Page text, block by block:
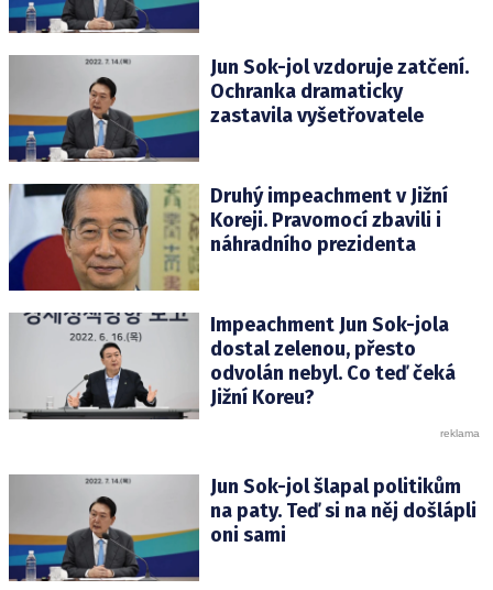
Jun Sok-jol vzdoruje zatčení.
Ochranka dramaticky
zastavila vyšetřovatele
Druhý impeachment v Jižní
Koreji. Pravomocí zbavili i
náhradního prezidenta
Impeachment Jun Sok-jola
dostal zelenou, přesto
odvolán nebyl. Co teď čeká
Jižní Koreu?
Jun Sok-jol šlapal politikům
na paty. Teď si na něj došlápli
oni sami